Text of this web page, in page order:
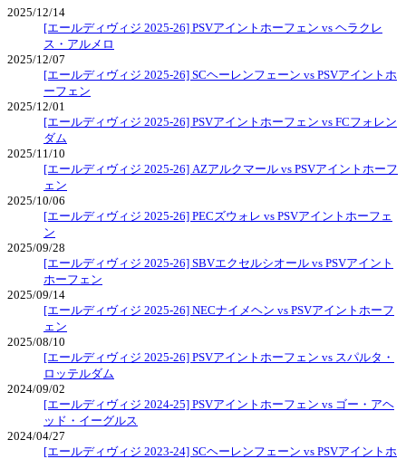
2025/12/14
[エールディヴィジ 2025-26] PSVアイントホーフェン vs ヘラクレ
ス・アルメロ
2025/12/07
[エールディヴィジ 2025-26] SCヘーレンフェーン vs PSVアイントホ
ーフェン
2025/12/01
[エールディヴィジ 2025-26] PSVアイントホーフェン vs FCフォレン
ダム
2025/11/10
[エールディヴィジ 2025-26] AZアルクマール vs PSVアイントホーフ
ェン
2025/10/06
[エールディヴィジ 2025-26] PECズウォレ vs PSVアイントホーフェ
ン
2025/09/28
[エールディヴィジ 2025-26] SBVエクセルシオール vs PSVアイント
ホーフェン
2025/09/14
[エールディヴィジ 2025-26] NECナイメヘン vs PSVアイントホーフ
ェン
2025/08/10
[エールディヴィジ 2025-26] PSVアイントホーフェン vs スパルタ・
ロッテルダム
2024/09/02
[エールディヴィジ 2024-25] PSVアイントホーフェン vs ゴー・アヘ
ッド・イーグルス
2024/04/27
[エールディヴィジ 2023-24] SCヘーレンフェーン vs PSVアイントホ